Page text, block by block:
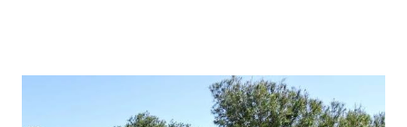
días 10 y 27 de abril, respectivamente, con una gran
afluencia de participantes. La final de la categoría Amateur